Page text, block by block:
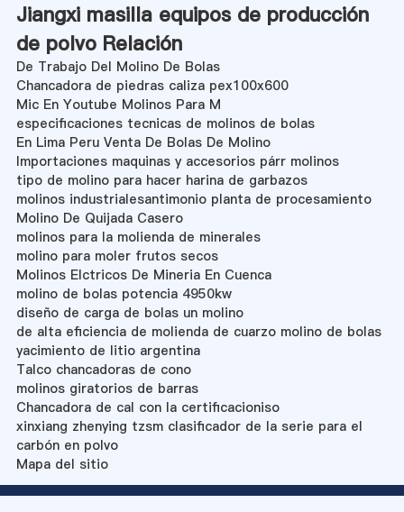
Jiangxi masilla equipos de producción
de polvo Relación
De Trabajo Del Molino De Bolas
Chancadora de piedras caliza pex100x600
Mic En Youtube Molinos Para M
especificaciones tecnicas de molinos de bolas
En Lima Peru Venta De Bolas De Molino
Importaciones maquinas y accesorios párr molinos
tipo de molino para hacer harina de garbazos
molinos industrialesantimonio planta de procesamiento
Molino De Quijada Casero
molinos para la molienda de minerales
molino para moler frutos secos
Molinos Elctricos De Mineria En Cuenca
molino de bolas potencia 4950kw
diseño de carga de bolas un molino
de alta eficiencia de molienda de cuarzo molino de bolas
yacimiento de litio argentina
Talco chancadoras de cono
molinos giratorios de barras
Chancadora de cal con la certificacioniso
xinxiang zhenying tzsm clasificador de la serie para el
carbón en polvo
Mapa del sitio